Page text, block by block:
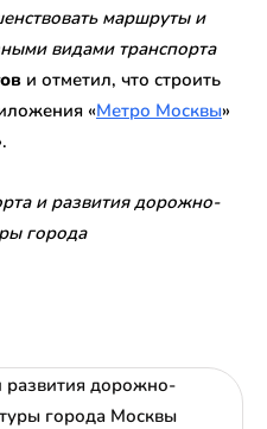
маршруты и
видами транспорта
и отметил, что строить
«Метро Москвы»
и развития дорожно-
города
развития дорожно-
города Москвы